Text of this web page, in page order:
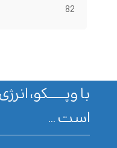
82
با
است ...